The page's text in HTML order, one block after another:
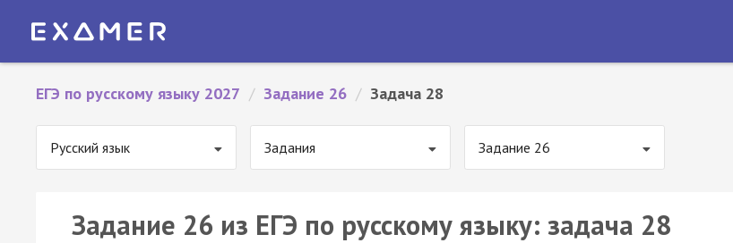
ЕГЭ по русскому языку 2027 / Задание 26 / Задача 28
Русский язык Задания Задание 26
Задание 26 из ЕГЭ по русскому языку: задача 28